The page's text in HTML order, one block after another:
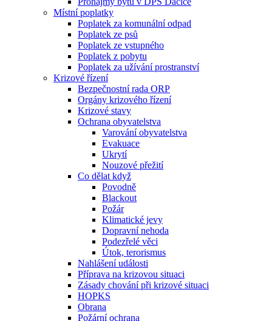
Místní poplatky
Poplatek za komunální odpad
Poplatek ze psů
Poplatek ze vstupného
Poplatek z pobytu
Poplatek za užívání prostranství
Krizové řízení
Bezpečnostní rada ORP
Orgány krizového řízení
Krizové stavy
Ochrana obyvatelstva
Varování obyvatelstva
Evakuace
Ukrytí
Nouzové přežití
Co dělat když
Povodně
Blackout
Požár
Klimatické jevy
Dopravní nehoda
Podezřelé věci
Útok, terorismus
Nahlášení události
Příprava na krizovou situaci
Zásady chování při krizové situaci
HOPKS
Obrana
Požární ochrana